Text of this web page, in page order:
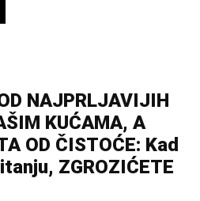
NAJPRLJAVIJIH
KUĆAMA, A
OD ČISTOĆE: Kad
ZGROZIĆETE